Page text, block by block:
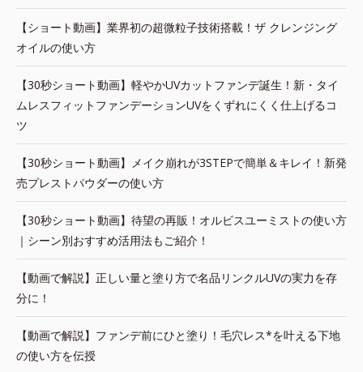
【ショート動画】業界初の超微粒子技術搭載！ザ クレンジング
オイルの使い方
【30秒ショート動画】軽やかUVカットファンデ誕生！新・タイ
ムレスフィットファンデーションUVをくずれにくく仕上げるコ
ツ
【30秒ショート動画】メイク崩れが3STEPで簡単＆キレイ！新発
売プレストパウダーの使い方
【30秒ショート動画】待望の再販！オルビスユーミストの使い方
｜シーン別おすすめ活用法もご紹介！
【動画で解説】正しい量と塗り方で名品リンクルUVの実力を存
分に！
【動画で解説】ファンデ前にひと塗り！毛穴レス*を叶える下地
の使い方を伝授